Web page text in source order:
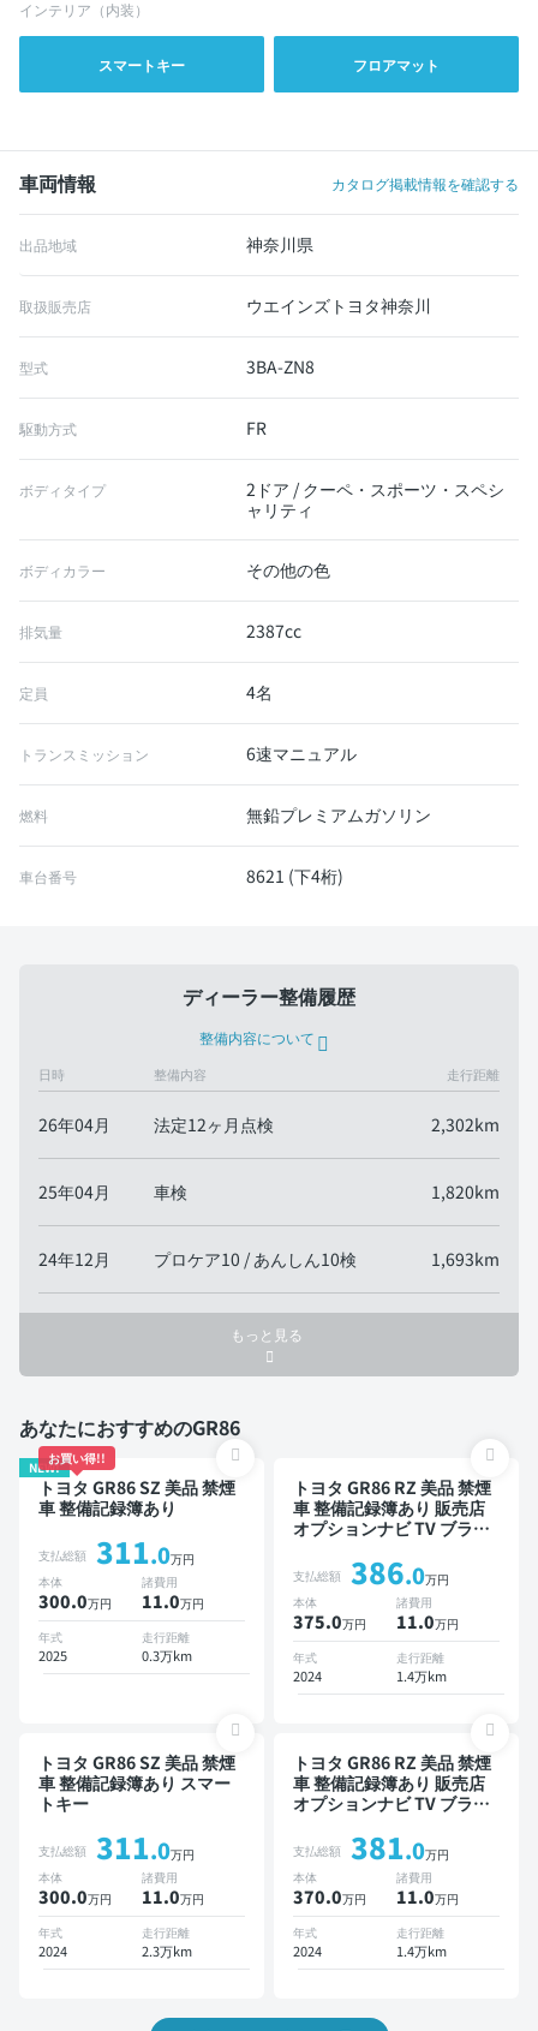
インテリア（内装）
スマートキー フロアマット
車両情報 カタログ掲載情報を確認する
出品地域 神奈川県
取扱販売店 ウエインズトヨタ神奈川
型式 3BA-ZN8
駆動方式 FR
ボディタイプ
2ドア / クーペ・スポーツ・スペシ
ャリティ
ボディカラー その他の色
排気量 2387cc
定員 4名
トランスミッション 6速マニュアル
燃料 無鉛プレミアムガソリン
車台番号 8621 (下4桁)
ディーラー整備履歴
整備内容について
日時 整備内容 走行距離
26年04月 法定12ヶ月点検 2,302km
25年04月 車検 1,820km
24年12月 プロケア10 / あんしん10検 1,693km
もっと見る
あなたにおすすめのGR86
NEW!
お買い得!!
トヨタ GR86 SZ 美品 禁煙
車 整備記録簿あり
支払総額 311.0万円
本体
300.0万円
諸費用
11.0万円
年式
2025
走行距離
0.3万km
トヨタ GR86 RZ 美品 禁煙
車 整備記録簿あり 販売店
オプションナビ TV ブライ
トクルーズ スマートキー
ETC バックモニター ドラ
イブレコーダー 衝突軽減
支払総額 386.0万円
本体
375.0万円
諸費用
11.0万円
年式
2024
走行距離
1.4万km
トヨタ GR86 SZ 美品 禁煙
車 整備記録簿あり スマー
トキー
支払総額 311.0万円
本体
300.0万円
諸費用
11.0万円
年式
2024
走行距離
2.3万km
トヨタ GR86 RZ 美品 禁煙
車 整備記録簿あり 販売店
オプションナビ TV ブライ
トクルーズ スマートキー
ETC バックモニター ドラ
イブレコーダー フルエアロ
衝突軽減
支払総額 381.0万円
本体
370.0万円
諸費用
11.0万円
年式
2024
走行距離
1.4万km